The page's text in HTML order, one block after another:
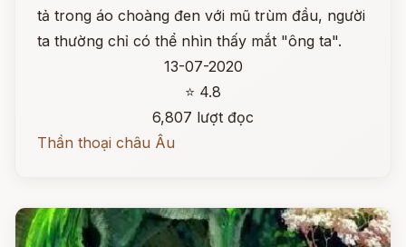
tả trong áo choàng đen với mũ trùm đầu, người
ta thường chỉ có thể nhìn thấy mắt "ông ta".
13-07-2020
⭐ 4.8
6,807 lượt đọc
Thần thoại châu Âu